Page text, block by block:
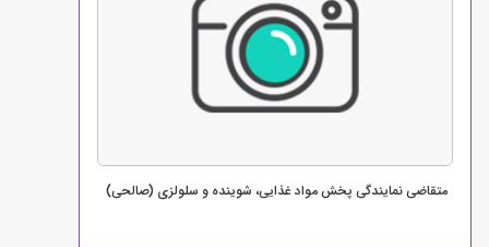
متقاضی نمایندگی پخش مواد غذایی، شوینده و سلولزی (صالحی)